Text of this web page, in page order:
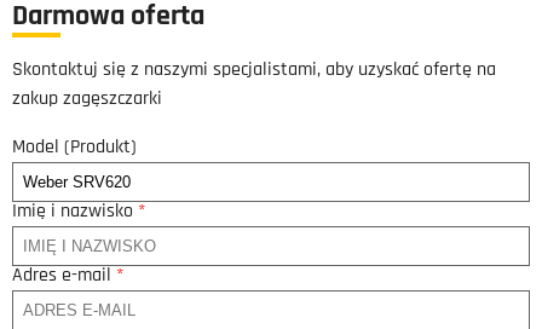
Darmowa oferta
Skontaktuj się z naszymi specjalistami, aby uzyskać ofertę na
zakup zagęszczarki
Model (Produkt)
Imię i nazwisko *
Adres e-mail *